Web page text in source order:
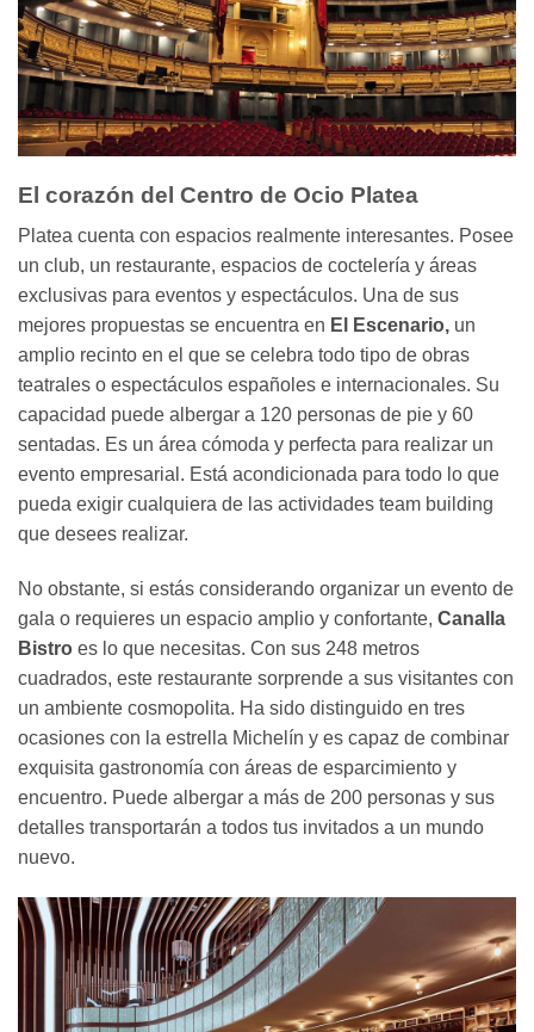
El corazón del Centro de Ocio Platea
Platea cuenta con espacios realmente interesantes. Posee
un club, un restaurante, espacios de coctelería y áreas
exclusivas para eventos y espectáculos. Una de sus
mejores propuestas se encuentra en El Escenario, un
amplio recinto en el que se celebra todo tipo de obras
teatrales o espectáculos españoles e internacionales. Su
capacidad puede albergar a 120 personas de pie y 60
sentadas. Es un área cómoda y perfecta para realizar un
evento empresarial. Está acondicionada para todo lo que
pueda exigir cualquiera de las actividades team building
que desees realizar.
No obstante, si estás considerando organizar un evento de
gala o requieres un espacio amplio y confortante, Canalla
Bistro es lo que necesitas. Con sus 248 metros
cuadrados, este restaurante sorprende a sus visitantes con
un ambiente cosmopolita. Ha sido distinguido en tres
ocasiones con la estrella Michelín y es capaz de combinar
exquisita gastronomía con áreas de esparcimiento y
encuentro. Puede albergar a más de 200 personas y sus
detalles transportarán a todos tus invitados a un mundo
nuevo.